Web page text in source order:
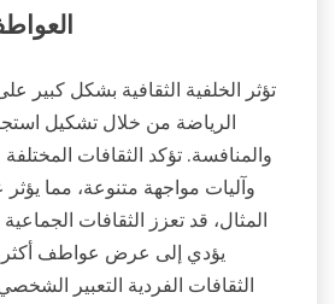
تؤثر الخلفية الثقافية بشكل كبير
الرياضة من خلال تشكيل
والمنافسة. تؤكد الثقافات
وآليات مواجهة متنوعة، مما
المثال، قد تعزز الثقافات
يؤدي إلى عرض عواطف أكثر
الثقافات الفردية التعبير